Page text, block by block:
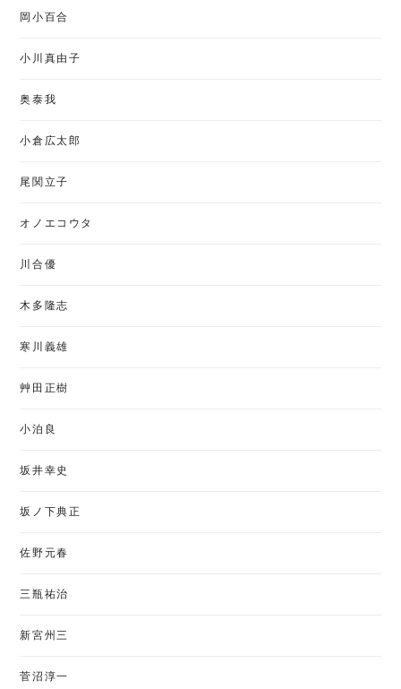
岡小百合
小川真由子
奥泰我
小倉広太郎
尾関立子
オノエコウタ
川合優
木多隆志
寒川義雄
艸田正樹
小泊良
坂井幸史
坂ノ下典正
佐野元春
三瓶祐治
新宮州三
菅沼淳一